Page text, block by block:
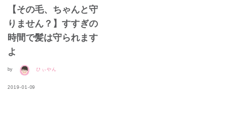
【その毛、ちゃんと守
りません？】すすぎの
時間で髪は守られます
よ
by ひぃやん
2019-01-09